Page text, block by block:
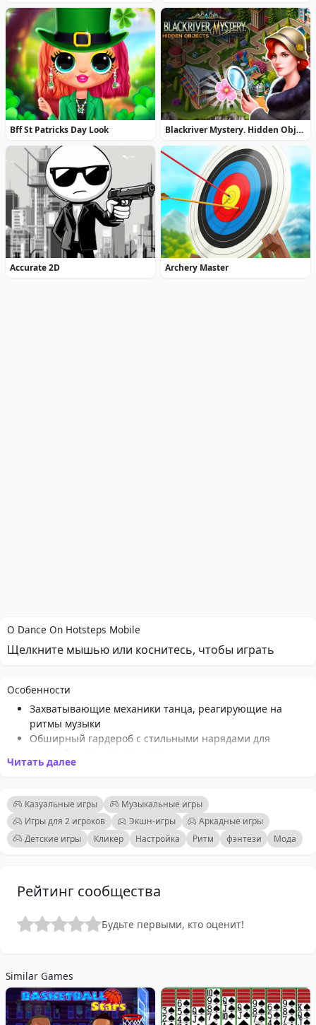
Bff St Patricks Day Look Blackriver Mystery. Hidden Objects
Accurate 2D Archery Master
О Dance On Hotsteps Mobile
Щелкните мышью или коснитесь, чтобы играть
Особенности
Захватывающие механики танца, реагирующие на
ритмы музыки
Обширный гардероб с стильными нарядами для
настройки вашего танцора
Яркая графика и анимация, которые улучшают
Завораживающие саундтреки, поддерживающие
высокий уровень энергии
Удобные элементы управления для легкого игрового
процесса
Веселые испытания, проверяющие ваши ритмические
Подходит для всех возрастов, что делает её идеальной
семейной игрой
Читать далее
Казуальные игры
Музыкальные игры
Игры для 2 игроков
Экшн-игры
Аркадные игры
Детские игры
Кликер Настройка Ритм фэнтези Мода
Рейтинг сообщества
Будьте первыми, кто оценит!
Similar Games